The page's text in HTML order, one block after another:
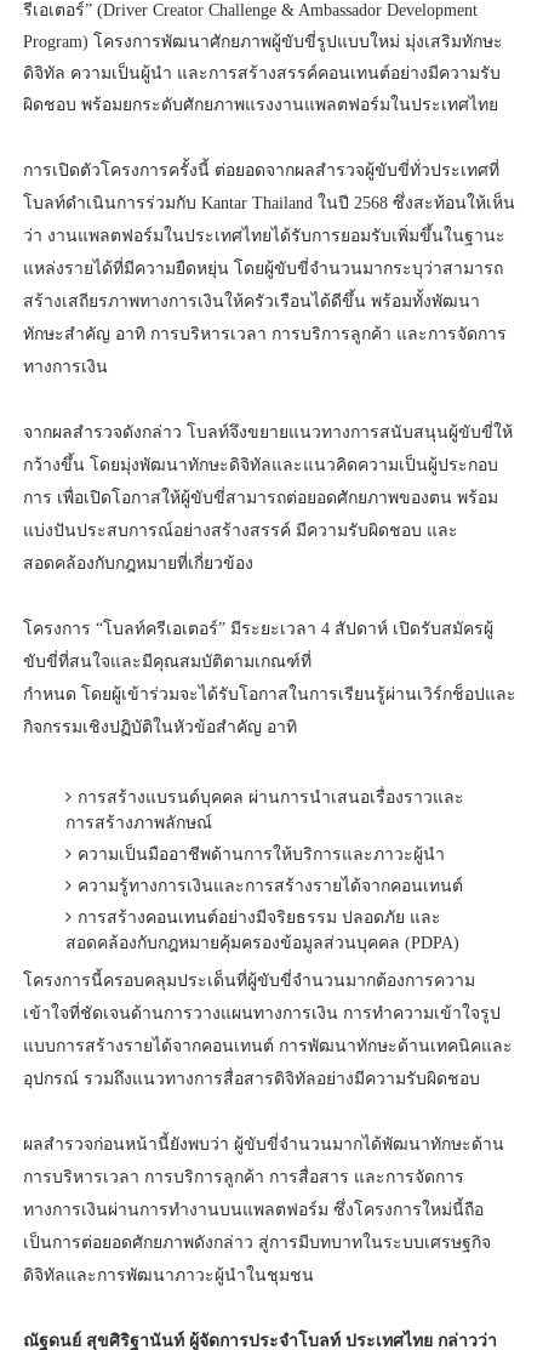
รีเอเตอร์” (Driver Creator Challenge & Ambassador Development
Program) โครงการพัฒนาศักยภาพผู้ขับขี่รูปแบบใหม่ มุ่งเสริมทักษะ
ดิจิทัล ความเป็นผู้นำ และการสร้างสรรค์คอนเทนต์อย่างมีความรับ
ผิดชอบ พร้อมยกระดับศักยภาพแรงงานแพลตฟอร์มในประเทศไทย
การเปิดตัวโครงการครั้งนี้ ต่อยอดจากผลสำรวจผู้ขับขี่ทั่วประเทศที่
โบลท์ดำเนินการร่วมกับ Kantar Thailand ในปี 2568 ซึ่งสะท้อนให้เห็น
ว่า งานแพลตฟอร์มในประเทศไทยได้รับการยอมรับเพิ่มขึ้นในฐานะ
แหล่งรายได้ที่มีความยืดหยุ่น โดยผู้ขับขี่จำนวนมากระบุว่าสามารถ
สร้างเสถียรภาพทางการเงินให้ครัวเรือนได้ดีขึ้น พร้อมทั้งพัฒนา
ทักษะสำคัญ อาทิ การบริหารเวลา การบริการลูกค้า และการจัดการ
ทางการเงิน
จากผลสำรวจดังกล่าว โบลท์จึงขยายแนวทางการสนับสนุนผู้ขับขี่ให้
กว้างขึ้น โดยมุ่งพัฒนาทักษะดิจิทัลและแนวคิดความเป็นผู้ประกอบ
การ เพื่อเปิดโอกาสให้ผู้ขับขี่สามารถต่อยอดศักยภาพของตน พร้อม
แบ่งปันประสบการณ์อย่างสร้างสรรค์ มีความรับผิดชอบ และ
สอดคล้องกับกฎหมายที่เกี่ยวข้อง
โครงการ “โบลท์ครีเอเตอร์” มีระยะเวลา 4 สัปดาห์ เปิดรับสมัครผู้
ขับขี่ที่สนใจและมีคุณสมบัติตามเกณฑ์ที่
กำหนด โดยผู้เข้าร่วมจะได้รับโอกาสในการเรียนรู้ผ่านเวิร์กช็อปและ
กิจกรรมเชิงปฏิบัติในหัวข้อสำคัญ อาทิ
การสร้างแบรนด์บุคคล ผ่านการนำเสนอเรื่องราวและ
การสร้างภาพลักษณ์
ความเป็นมืออาชีพด้านการให้บริการและภาวะผู้นำ
ความรู้ทางการเงินและการสร้างรายได้จากคอนเทนต์
การสร้างคอนเทนต์อย่างมีจริยธรรม ปลอดภัย และ
สอดคล้องกับกฎหมายคุ้มครองข้อมูลส่วนบุคคล (PDPA)
โครงการนี้ครอบคลุมประเด็นที่ผู้ขับขี่จำนวนมากต้องการความ
เข้าใจที่ชัดเจนด้านการวางแผนทางการเงิน การทำความเข้าใจรูป
แบบการสร้างรายได้จากคอนเทนต์ การพัฒนาทักษะด้านเทคนิคและ
อุปกรณ์ รวมถึงแนวทางการสื่อสารดิจิทัลอย่างมีความรับผิดชอบ
ผลสำรวจก่อนหน้านี้ยังพบว่า ผู้ขับขี่จำนวนมากได้พัฒนาทักษะด้าน
การบริหารเวลา การบริการลูกค้า การสื่อสาร และการจัดการ
ทางการเงินผ่านการทำงานบนแพลตฟอร์ม ซึ่งโครงการใหม่นี้ถือ
เป็นการต่อยอดศักยภาพดังกล่าว สู่การมีบทบาทในระบบเศรษฐกิจ
ดิจิทัลและการพัฒนาภาวะผู้นำในชุมชน
ณัฐดนย์ สุขศิริฐานันท์ ผู้จัดการประจำโบลท์ ประเทศไทย กล่าวว่า